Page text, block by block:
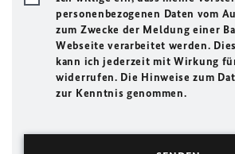
personenbezogenen Daten vom
zum Zwecke der Meldung einer
Webseite verarbeitet werden.
kann ich jederzeit mit Wirkung
widerrufen. Die Hinweise zum
zur Kenntnis genommen.